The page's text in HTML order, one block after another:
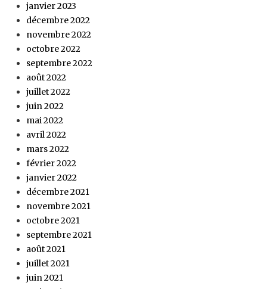
janvier 2023
décembre 2022
novembre 2022
octobre 2022
septembre 2022
août 2022
juillet 2022
juin 2022
mai 2022
avril 2022
mars 2022
février 2022
janvier 2022
décembre 2021
novembre 2021
octobre 2021
septembre 2021
août 2021
juillet 2021
juin 2021